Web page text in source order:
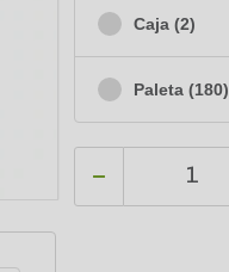
Caja (2)
Paleta (180)